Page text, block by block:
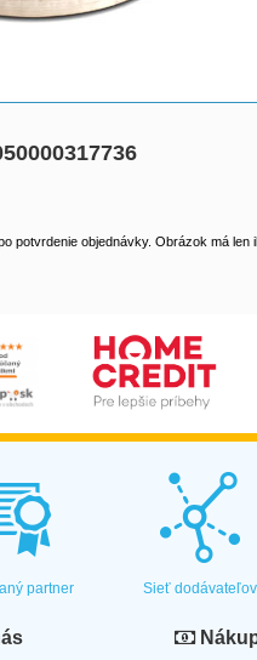
potvrdenie objednávky. Obrázok má len
partner Sieť dodávateľov